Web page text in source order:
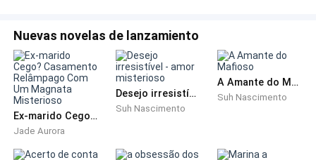
— Já sei de tudo! — interrompeu-me, sorrindo com os
olhos brilhantes. —Rádio corredor sabe como é?!
Prazer, meu nome é Annabeth, mas todos me
conhecem por Anne. E o seu?
Nuevas novelas de lanzamiento
Ex-marido Cego? Casamento Relâmpago Com Um Magnata Misterioso
Jade Aurora
Desejo irresistível - amor misterioso
Suh Nascimento
A Amante do Mafioso
Suh Nascimento